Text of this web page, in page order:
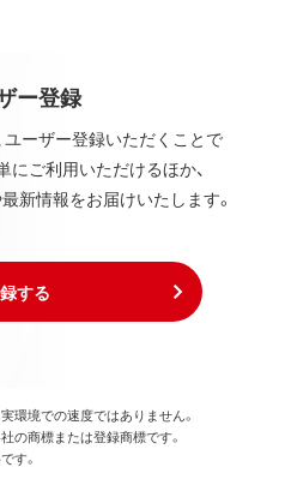
ー登録
ーザー登録いただくことで
ご利用いただけるほか、
新情報をお届けいたします。
する
環境での速度ではありません。
の商標または登録商標です。
す。